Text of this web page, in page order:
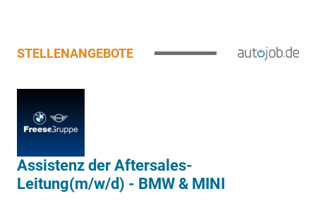
STELLENANGEBOTE
Assistenz der Aftersales-
Leitung(m/w/d) - BMW & MINI